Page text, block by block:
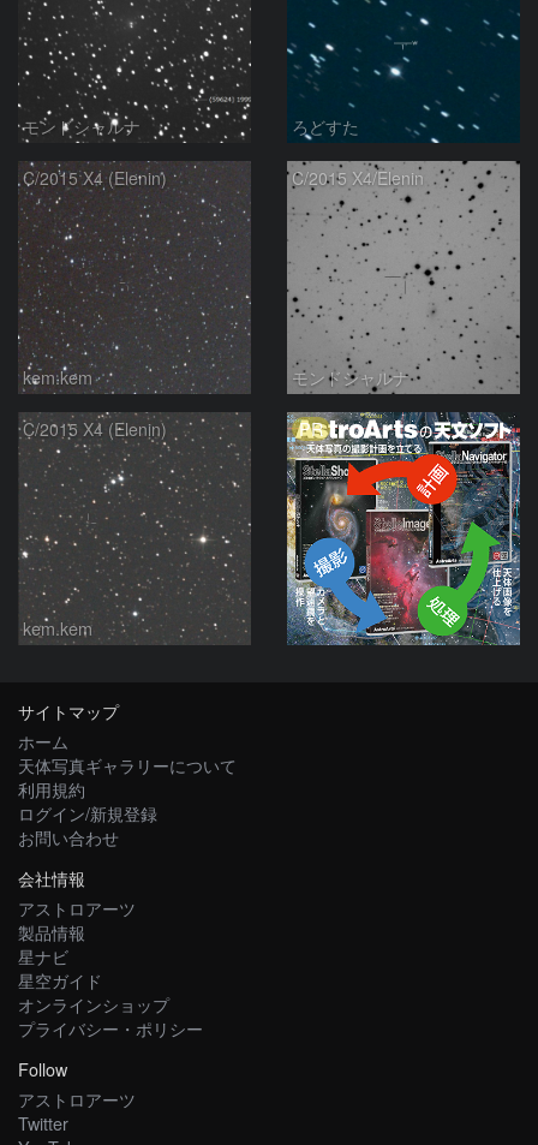
モンドシャルナ ろどすた
C/2015 X4 (Elenin)
kem.kem
C/2015 X4/Elenin
モンドシャルナ
C/2015 X4 (Elenin)
kem.kem
PR
サイトマップ
ホーム
天体写真ギャラリーについて
利用規約
ログイン/新規登録
お問い合わせ
会社情報
アストロアーツ
製品情報
星ナビ
星空ガイド
オンラインショップ
プライバシー・ポリシー
Follow
アストロアーツ
Twitter